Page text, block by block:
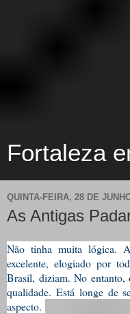
Fortaleza
QUINTA-FEIRA, 28 DE
As Antigas
Não tinha muita lógica.
excelente, elogiado por
Brasil, diziam. No entanto,
qualidade. Está longe de
aspecto.